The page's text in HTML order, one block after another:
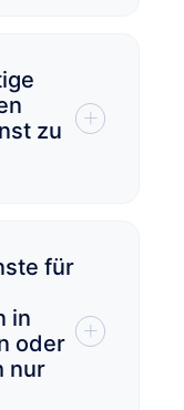
zu
für
in
oder
nur